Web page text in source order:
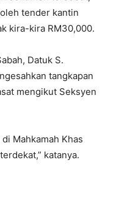
tender kantin
kira-kira RM30,000.
Datuk S.
tangkapan
mengikut Seksyen
Mahkamah Khas
katanya.